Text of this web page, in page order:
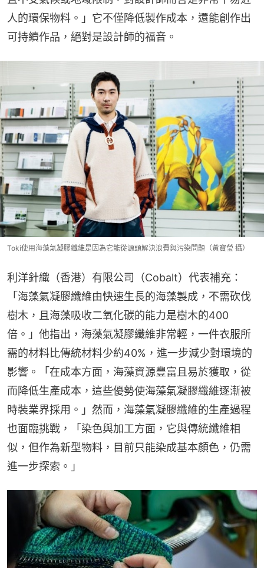
人的環保物料。」它不僅降低製作成本，還能創作出
可持續作品，絕對是設計師的福音。
Toki使用海藻氣凝膠纖維是因為它能從源頭解決浪費與污染問題（黃寶瑩 攝）
利洋針織（香港）有限公司（Cobalt）代表補充：
「海藻氣凝膠纖維由快速生長的海藻製成，不需砍伐
樹木，且海藻吸收二氧化碳的能力是樹木的400
倍。」他指出，海藻氣凝膠纖維非常輕，一件衣服所
需的材料比傳統材料少約40%，進一步減少對環境的
影響。「在成本方面，海藻資源豐富且易於獲取，從
而降低生產成本，這些優勢使海藻氣凝膠纖維逐漸被
時裝業界採用。」然而，海藻氣凝膠纖維的生產過程
也面臨挑戰，「染色與加工方面，它與傳統纖維相
似，但作為新型物料，目前只能染成基本顏色，仍需
進一步探索。」